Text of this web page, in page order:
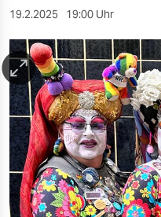
berlin
nord
wahrheit
verlag
verlag
veranstaltungen
shop
19.2.2025 19:00 Uhr